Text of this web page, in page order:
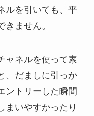
ルを引いても、平
ません。
ャネルを使って素
、だましに引っか
ントリーした瞬間
まいやすかったり